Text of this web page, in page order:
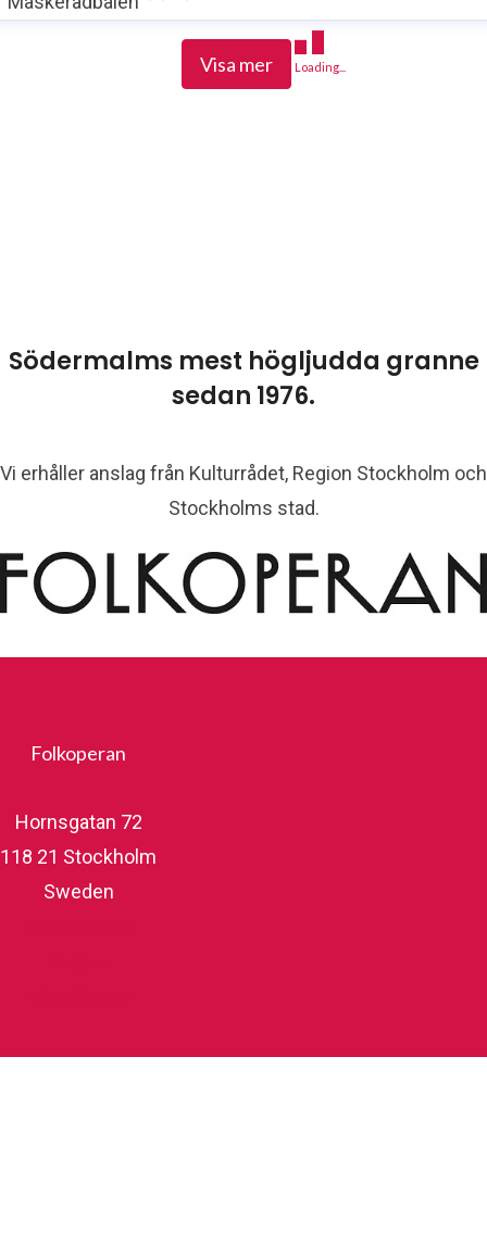
Visa mer Loading...
Södermalms mest högljudda granne
sedan 1976.
Vi erhåller anslag från Kulturrådet, Region Stockholm och
Stockholms stad.
Folkoperan
Hornsgatan 72
118 21 Stockholm
Sweden